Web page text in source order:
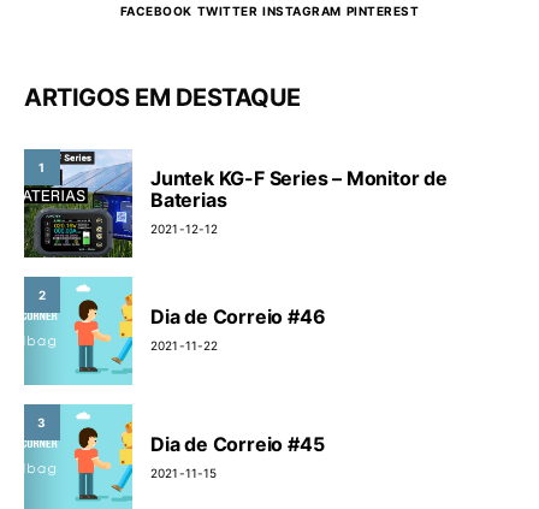
FACEBOOK TWITTER INSTAGRAM PINTEREST
ARTIGOS EM DESTAQUE
1
Juntek KG-F Series – Monitor de
Baterias
2021-12-12
2
Dia de Correio #46
2021-11-22
3
Dia de Correio #45
2021-11-15